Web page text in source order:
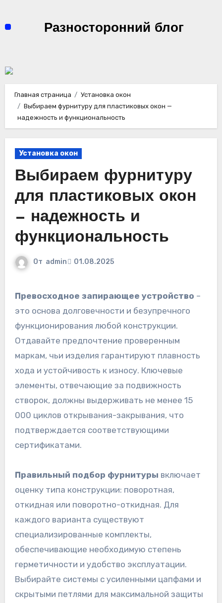
содержимомуРазносторонний блог
Главная страница
Установка окон
Выбираем фурнитуру для пластиковых окон —
надежность и функциональность
Установка окон
Выбираем фурнитуру
для пластиковых окон
— надежность и
функциональность
От admin 01.08.2025
Превосходное запирающее устройство –
это основа долговечности и безупречного
функционирования любой конструкции.
Отдавайте предпочтение проверенным
маркам, чьи изделия гарантируют плавность
хода и устойчивость к износу. Ключевые
элементы, отвечающие за подвижность
створок, должны выдерживать не менее 15
000 циклов открывания-закрывания, что
подтверждается соответствующими
сертификатами.
Правильный подбор фурнитуры включает
оценку типа конструкции: поворотная,
откидная или поворотно-откидная. Для
каждого варианта существуют
специализированные комплекты,
обеспечивающие необходимую степень
герметичности и удобство эксплуатации.
Выбирайте системы с усиленными цапфами и
скрытыми петлями для максимальной защиты